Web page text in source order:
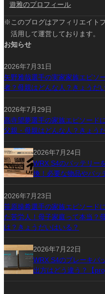
遊雅のプロフィール
※このブログはアフィリエイト
活用して運営しております。
お知らせ
2026年7月31日
矢野雅哉選手の実家家族エピソ
者？母親はどんな人？きょうだ
2026年7月29日
髙寺望夢選手の家族エピソード
父親・母親はどんな人？きょう
2026年7月24日
WRX S4のバッテリー
換！必要な物品やバッ
2026年7月23日
笹原操希選手の家族エピソード
た苦労人！母子家庭って本当？
は？きょうだいはいる？
2026年7月22日
WRX S4のブレーキパ
出方はどう違う？【